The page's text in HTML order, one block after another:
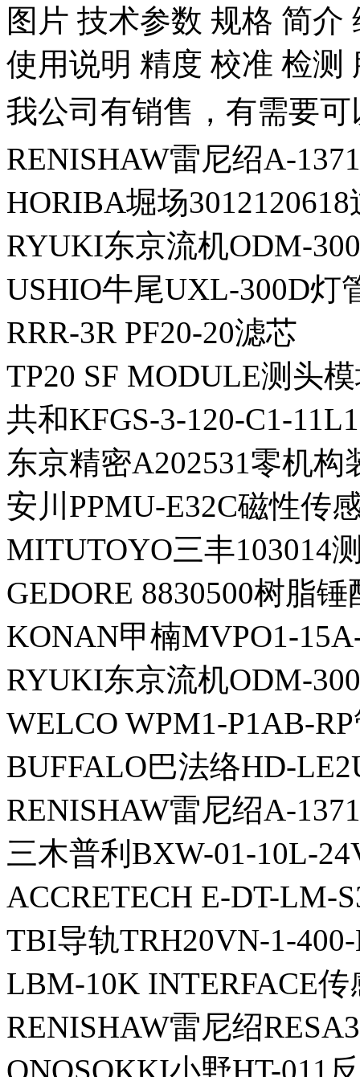
图片 技术参数 规格 简
使用说明 精度 校准 检测
我公司有销售，有需要
RENISHAW雷尼绍A-
HORIBA堀场
RYUKI东京流机ODM-
USHIO牛尾UXL-300D灯
RRR-3R PF20-20滤芯
TP20 SF MODULE测头
共和KFGS-3-120-C1-
东京精密A202531零机构
安川PPMU-E32C磁性传
MITUTOYO三丰103014
GEDORE 8830500树脂锤
KONAN甲楠MVPO1-
RYUKI东京流机ODM-
WELCO WPM1-P1AB-
BUFFALO巴法络HD-
RENISHAW雷尼绍A-
三木普利BXW-01-10L-
ACCRETECH E-DT-LM-
TBI导轨TRH20VN-1-
LBM-10K INTERFACE传
RENISHAW雷尼绍